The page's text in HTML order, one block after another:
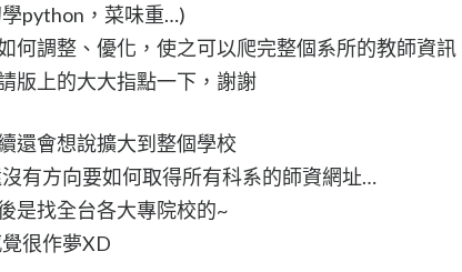
學python，菜味重…)
何調整、優化，使之可以爬完整個系所的教師資訊
版上的大大指點一下，謝謝
還會想說擴大到整個學校
沒有方向要如何取得所有科系的師資網址…
是找全台各大專院校的~
很作夢XD